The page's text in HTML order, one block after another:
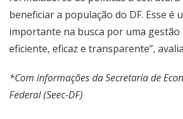
beneficiar a população do DF. Esse é
importante na busca por uma gestão
eficiente, eficaz e transparente”,
*Com informações da Secretaria de
Federal (Seec-DF)